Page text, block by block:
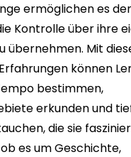
ermöglichen es
Kontrolle über ihre
übernehmen. Mit
können
bestimmen,
erkunden und
die sie
es um Geschichte,